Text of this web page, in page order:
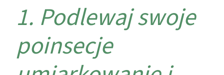
1. Podlewaj swoje
poinsecje